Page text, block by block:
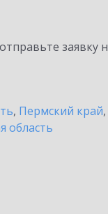
заявку
, Пермский край,
область